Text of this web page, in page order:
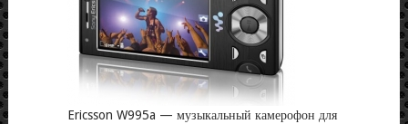
Ericsson W995a — музыкальный камерофон для